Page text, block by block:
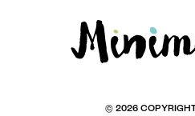
© 2026